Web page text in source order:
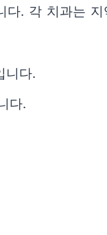
. 각 치과는
니다.
다.